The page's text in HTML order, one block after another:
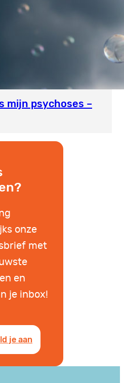
mijn psychoses –
onze
met
en
je inbox!
je aan